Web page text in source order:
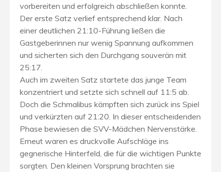
vorbereiten und erfolgreich abschließen konnte.
Der erste Satz verlief entsprechend klar. Nach
einer deutlichen 21:10-Führung ließen die
Gastgeberinnen nur wenig Spannung aufkommen
und sicherten sich den Durchgang souverän mit
25:17.
Auch im zweiten Satz startete das junge Team
konzentriert und setzte sich schnell auf 11:5 ab.
Doch die Schmalibus kämpften sich zurück ins Spiel
und verkürzten auf 21:20. In dieser entscheidenden
Phase bewiesen die SVV-Mädchen Nervenstärke.
Erneut waren es druckvolle Aufschläge ins
gegnerische Hinterfeld, die für die wichtigen Punkte
sorgten. Den kleinen Vorsprung brachten sie